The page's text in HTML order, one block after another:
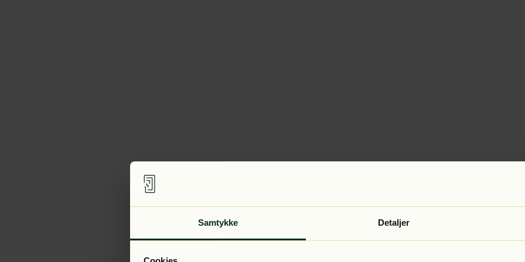
Samtykke Detaljer